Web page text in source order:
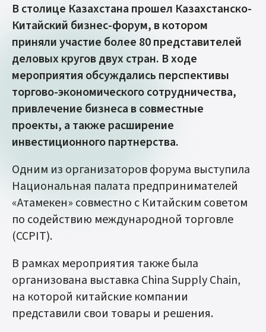
В столице Казахстана прошел Казахстанско-
Китайский бизнес-форум, в котором
приняли участие более 80 представителей
деловых кругов двух стран. В ходе
мероприятия обсуждались перспективы
торгово-экономического сотрудничества,
привлечение бизнеса в совместные
проекты, а также расширение
инвестиционного партнерства.
Одним из организаторов форума выступила
Национальная палата предпринимателей
«Атамекен» совместно с Китайским советом
по содействию международной торговле
(CCPIT).
В рамках мероприятия также была
организована выставка China Supply Chain,
на которой китайские компании
представили свои товары и решения.